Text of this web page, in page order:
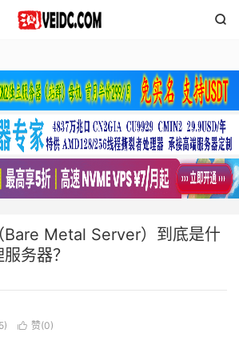

Bare Metal Server）到底是什
务器？
 赞(0)